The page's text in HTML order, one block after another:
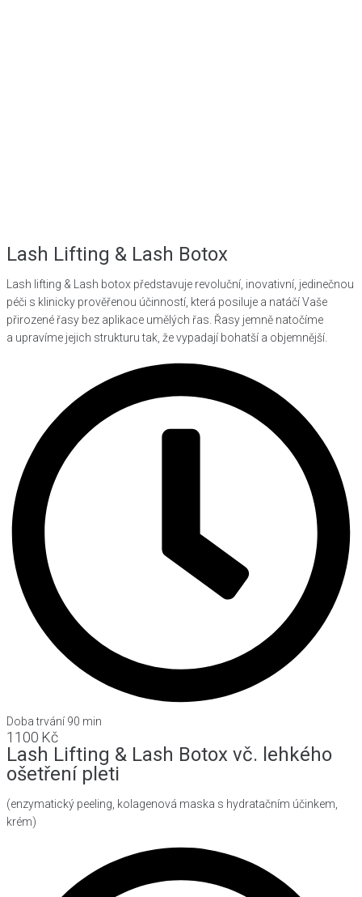
Lash Lifting & Lash Botox
Lash lifting & Lash botox představuje revoluční, inovativní, jedinečnou
péči s klinicky prověřenou účinností, která posiluje a natáčí Vaše
přirozené řasy bez aplikace umělých řas. Řasy jemně natočíme
a upravíme jejich strukturu tak, že vypadají bohatší a objemnější.
Doba trvání 90 min
1100 Kč
Lash Lifting & Lash Botox vč. lehkého
ošetření pleti
(enzymatický peeling, kolagenová maska s hydratačním účinkem,
krém)